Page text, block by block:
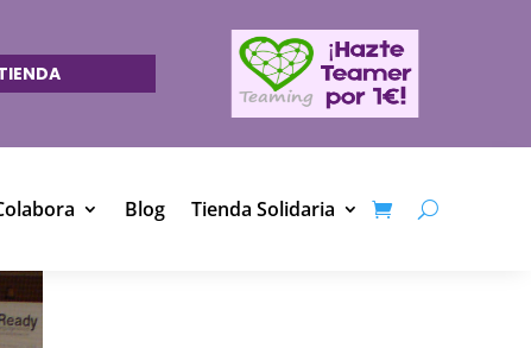
Blog Tienda Solidaria